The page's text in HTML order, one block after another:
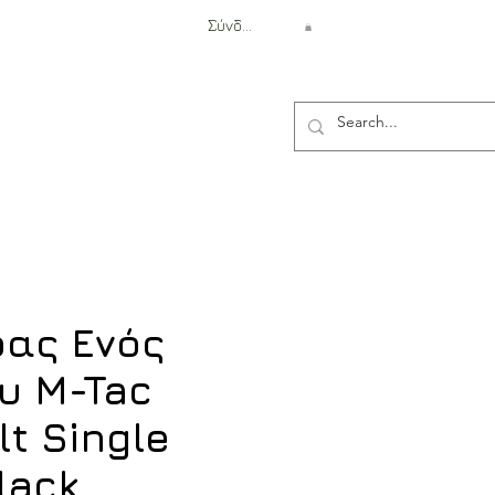
Σύνδεση
Ενός
M-Tac
Single